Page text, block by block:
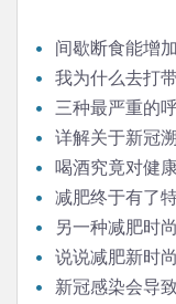
间歇断食能增
我为什么去打
三种最严重的
详解关于新冠
喝酒究竟对健
减肥终于有了
另一种减肥时
说说减肥新时
新冠感染会导